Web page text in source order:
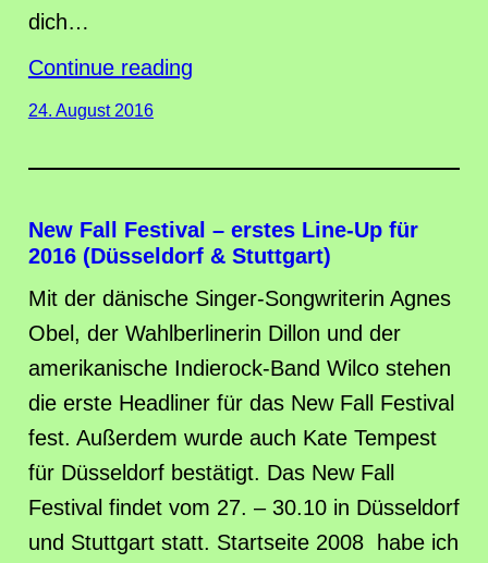
dich…
Continue reading
24. August 2016
New Fall Festival – erstes Line-Up für
2016 (Düsseldorf & Stuttgart)
Mit der dänische Singer-Songwriterin Agnes
Obel, der Wahlberlinerin Dillon und der
amerikanische Indierock-Band Wilco stehen
die erste Headliner für das New Fall Festival
fest. Außerdem wurde auch Kate Tempest
für Düsseldorf bestätigt. Das New Fall
Festival findet vom 27. – 30.10 in Düsseldorf
und Stuttgart statt. Startseite 2008 habe ich